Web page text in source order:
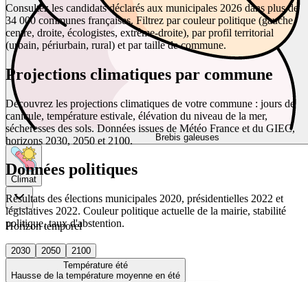
Brebis galeuses
Climat
Horizon temporel
2030 2050
2100
Température été
Hausse de la température moyenne en été
Consultez les candidats déclarés aux municipales 2026 dans plus de
34 000 communes françaises. Filtrez par couleur politique (gauche,
centre, droite, écologistes, extrême-droite), par profil territorial
(urbain, périurbain, rural) et par taille de commune.
Projections climatiques par commune
Découvrez les projections climatiques de votre commune : jours de
canicule, température estivale, élévation du niveau de la mer,
sécheresses des sols. Données issues de Météo France et du GIEC,
horizons 2030, 2050 et 2100.
Données politiques
Résultats des élections municipales 2020, présidentielles 2022 et
législatives 2022. Couleur politique actuelle de la mairie, stabilité
politique, taux d'abstention.